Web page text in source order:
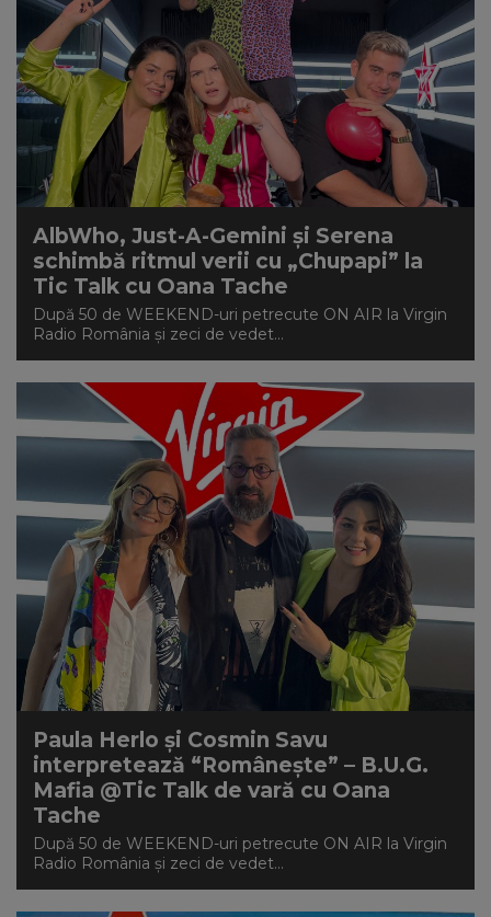
AlbWho, Just-A-Gemini și Serena
schimbă ritmul verii cu „Chupapi” la
Tic Talk cu Oana Tache
După 50 de WEEKEND-uri petrecute ON AIR la Virgin
Radio România și zeci de vedet...
Paula Herlo și Cosmin Savu
interpretează “Românește” – B.U.G.
Mafia @Tic Talk de vară cu Oana
Tache
După 50 de WEEKEND-uri petrecute ON AIR la Virgin
Radio România și zeci de vedet...